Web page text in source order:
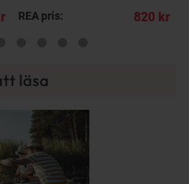
REA pris:
820 kr
läsa